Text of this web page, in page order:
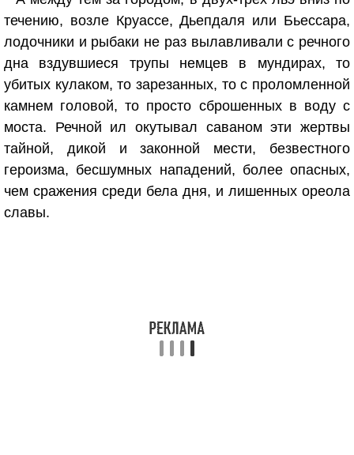
течению, возле Круассе, Дьепдаля или Бьессара,
лодочники и рыбаки не раз вылавливали с речного
дна вздувшиеся трупы немцев в мундирах, то
убитых кулаком, то зарезанных, то с проломленной
камнем головой, то просто сброшенных в воду с
моста. Речной ил окутывал саваном эти жертвы
тайной, дикой и законной мести, безвестного
героизма, бесшумных нападений, более опасных,
чем сражения среди бела дня, и лишенных ореола
славы.